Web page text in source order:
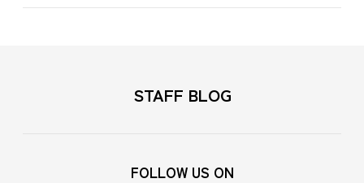
STAFF BLOG
FOLLOW US ON